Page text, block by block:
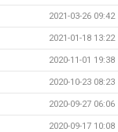
2021-03-26 09:42
2021-01-18 13:22
2020-11-01 19:38
2020-10-23 08:23
2020-09-27 06:06
2020-09-17 10:08